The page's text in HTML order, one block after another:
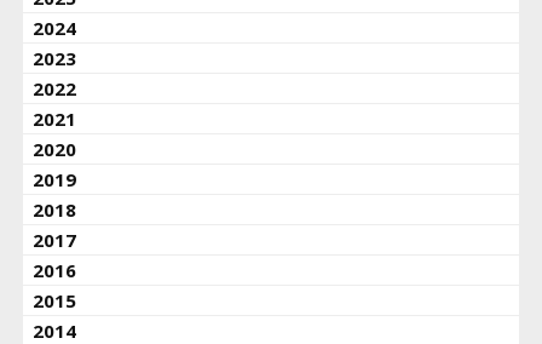
2024
2023
2022
2021
2020
2019
2018
2017
2016
2015
2014